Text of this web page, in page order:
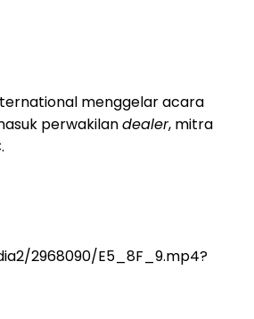
menggelar acara
perwakilandealer, mitra
2968090/E5_8F_9.mp4?